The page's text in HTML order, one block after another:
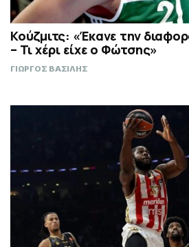
Κούζμιτς: «Έκανε την
– Τι χέρι είχε ο Φώτσης»
ΓΙΩΡΓΟΣ ΒΑΣΙΛΗΣ